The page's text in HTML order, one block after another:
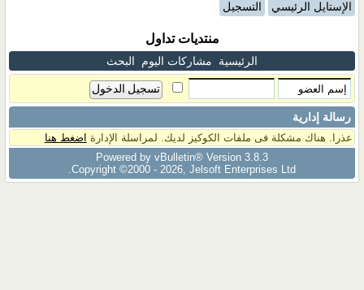
الإستايل الرئيسي التسجيل
منتديات تداول
الرئيسية مشاركات اليوم البحث
رسالة إدارية
عذرا. هناك مشكلة فى ملفات الكوكيز لديك. لمراسلة الإدارة اضغط هنا
Powered by vBulletin® Version 3.8.3
Copyright ©2000 - 2026, Jelsoft Enterprises Ltd.